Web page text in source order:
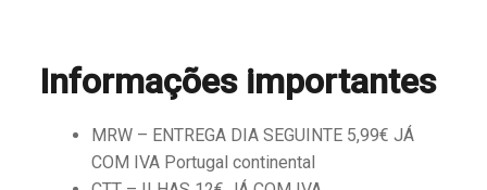
Informações importantes
MRW – ENTREGA DIA SEGUINTE 5,99€ JÁ
COM IVA Portugal continental